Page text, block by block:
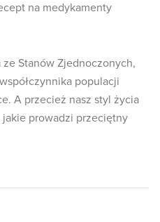
na medykamenty
Stanów Zjednoczonych,
populacji
A przecież nasz styl życia
prowadzi przeciętny